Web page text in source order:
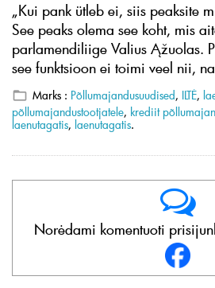
„Kui pank ütleb ei, siis peaksite
See peaks olema see koht, mis
parlamendiliige Valius Ąžuolas.
see funktsioon ei toimi veel nii,
Marks : Põllumajandusuudised, ILTĖ,
põllumajandustootjatele, krediit
laenutagatis, laenutagatis.
Norėdami komentuoti